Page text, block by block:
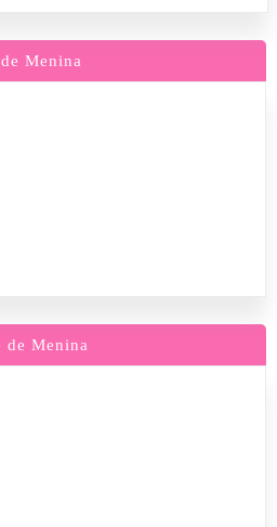
Menina
de Menina